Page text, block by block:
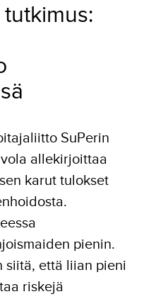
SuPerin
allekirjoittaa
karut tulokset
pienin.
siitä, että liian pieni
riskejä